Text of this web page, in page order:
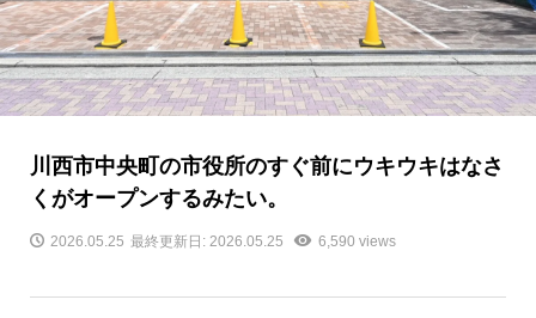
川西市中央町の市役所のすぐ前にウキウキはなさ
くがオープンするみたい。
2026.05.25 最終更新日: 2026.05.25 6,590 views